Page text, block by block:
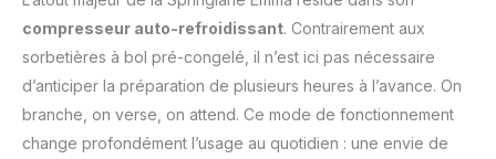
compresseur intégré et
à la capacité de
refroidissement de 150
watts, Emma peut se
refroidissement et
prépare des glaces au
compresseur auto-refroidissant. Contrairement aux
sorbetières à bol pré-congelé, il n’est ici pas nécessaire
d’anticiper la préparation de plusieurs heures à l’avance. On
branche, on verse, on attend. Ce mode de fonctionnement
change profondément l’usage au quotidien : une envie de